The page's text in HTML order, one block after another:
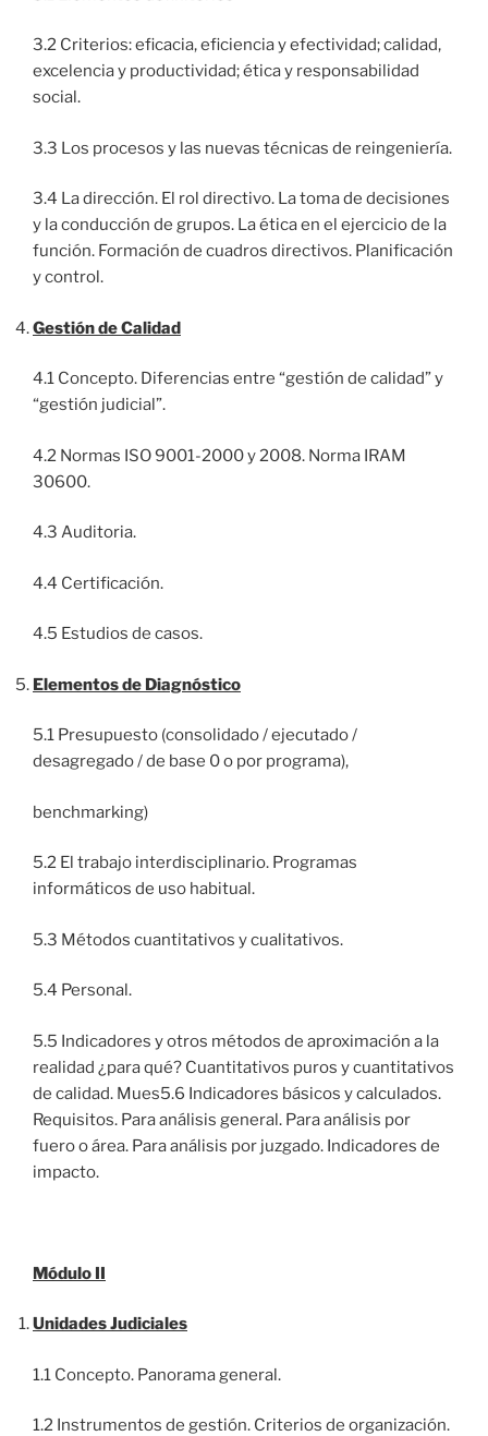
3.2 Criterios: eficacia, eficiencia y efectividad; calidad,
excelencia y productividad; ética y responsabilidad
social.
3.3 Los procesos y las nuevas técnicas de reingeniería.
3.4 La dirección. El rol directivo. La toma de decisiones
y la conducción de grupos. La ética en el ejercicio de la
función. Formación de cuadros directivos. Planificación
y control.
Gestión de Calidad
4.1 Concepto. Diferencias entre “gestión de calidad” y
“gestión judicial”.
4.2 Normas ISO 9001-2000 y 2008. Norma IRAM
30600.
4.3 Auditoria.
4.4 Certificación.
4.5 Estudios de casos.
Elementos de Diagnóstico
5.1 Presupuesto (consolidado / ejecutado /
desagregado / de base 0 o por programa),
benchmarking)
5.2 El trabajo interdisciplinario. Programas
informáticos de uso habitual.
5.3 Métodos cuantitativos y cualitativos.
5.4 Personal.
5.5 Indicadores y otros métodos de aproximación a la
realidad ¿para qué? Cuantitativos puros y cuantitativos
de calidad. Mues5.6 Indicadores básicos y calculados.
Requisitos. Para análisis general. Para análisis por
fuero o área. Para análisis por juzgado. Indicadores de
impacto.
Módulo II
Unidades Judiciales
1.1 Concepto. Panorama general.
1.2 Instrumentos de gestión. Criterios de organización.